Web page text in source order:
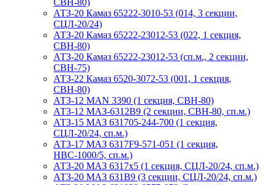
СВН-80)
АТЗ-20 Камаз 65222-3010-53 (014, 3 секции,
СЦЛ-20/24)
АТЗ-20 Камаз 65222-23012-53 (022, 1 секция,
СВН-80)
АТЗ-20 Камаз 65222-23012-53 (сп.м., 2 секции,
СВН-75)
АТЗ-22 Камаз 6520-3072-53 (001, 1 секция,
СВН-80)
АТЗ-12 MAN 3390 (1 секция, СВН-80)
АТЗ-12 МАЗ-6312В9 (2 секции, СВН-80, сп.м.)
АТЗ-15 МАЗ 631705-244-700 (1 секция,
СЦЛ-20/24, сп.м.)
АТЗ-17 МАЗ 6317F9-571-051 (1 секция,
НВС-1000/5, сп.м.)
АТЗ-20 МАЗ 6317x5 (1 секция, СЦЛ-20/24, сп.м.)
АТЗ-20 МАЗ 631B9 (3 секции, СЦЛ-20/24, сп.м.)